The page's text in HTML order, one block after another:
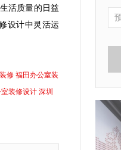
活质量的日益
设计中灵活运
修 福田办公室装
室装修设计 深圳